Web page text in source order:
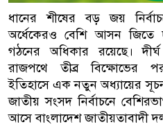
ধানের শীষের বড় জয়
অর্ধেকেরও বেশি আসন
গঠনের অধিকার রয়েছে।
রাজপথে তীব্র বিক্ষোভের
ইতিহাসে এক নতুন অধ্যায়ের
জাতীয় সংসদ নির্বাচনে
আসে বাংলাদেশ জাতীয়তাবাদী